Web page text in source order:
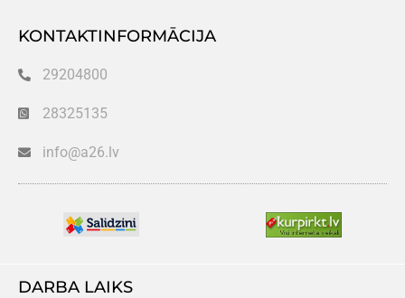
KONTAKTINFORMĀCIJA
29204800
28325135
info@a26.lv
DARBA LAIKS